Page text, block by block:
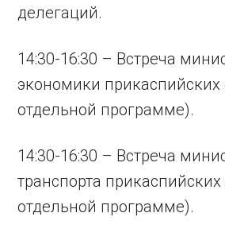
делегаций.
14:30-16:30 – Встреча
экономики прикаспийских
отдельной программе).
14:30-16:30 – Встреча
транспорта прикаспийских
отдельной программе).